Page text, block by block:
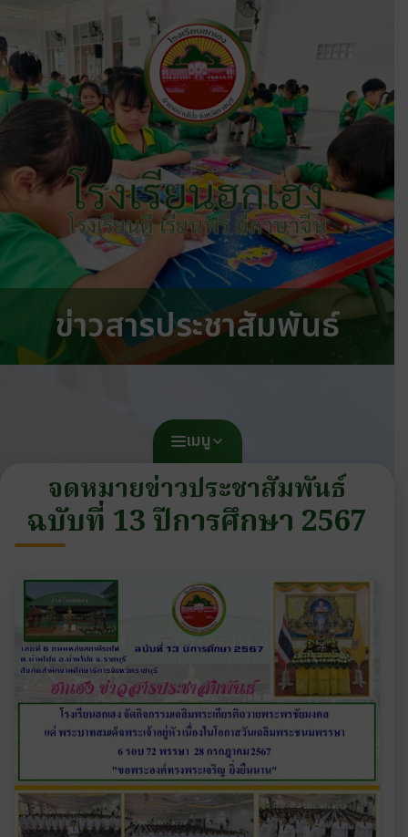
โรงเรียนฮกเฮง
โรงเรียนดี เรียนฟรี มีภาษาจีน
ข่าวสารประชาสัมพันธ์
เมนู
จดหมายข่าวประชาสัมพันธ์
ฉบับที่ 13 ปีการศึกษา 2567